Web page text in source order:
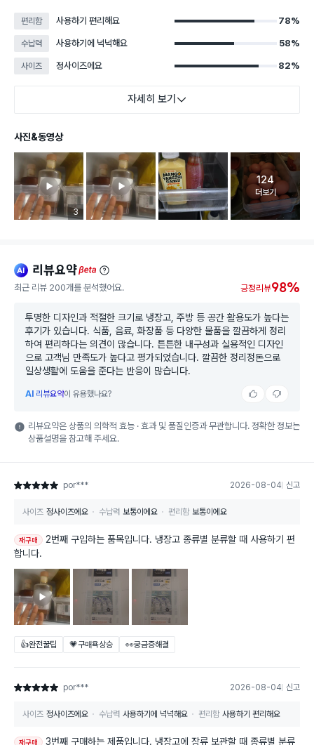
편리함 사용하기 편리해요 78%
수납력 사용하기에 넉넉해요 58%
사이즈 정사이즈에요 82%
자세히 보기
사진&동영상
리뷰 이미지 등록 개수
3
고객 리뷰
124
더보기
ai 리뷰요약beta
최근 리뷰 200개를 분석했어요. 긍정리뷰98%
투명한 디자인과 적절한 크기로 냉장고, 주방 등 공간 활용도가 높다는
후기가 있습니다. 식품, 음료, 화장품 등 다양한 물품을 깔끔하게 정리
하여 편리하다는 의견이 많습니다. 튼튼한 내구성과 실용적인 디자인
으로 고객님 만족도가 높다고 평가되었습니다. 깔끔한 정리정돈으로
일상생활에 도움을 준다는 반응이 많습니다.
AI 리뷰요약이 유용했나요?
리뷰요약은 상품의 의학적 효능 · 효과 및 품질인증과 무관합니다. 정확한 정보는
상품설명을 참고해 주세요.
별점 5점 por*** 2026-08-04 신고
사이즈 정사이즈에요 수납력 보통이에요 편리함 보통이에요
재구매
2번째 구입하는 품목입니다. 냉장고 종류별 분류할 때 사용하기 편
합니다.
👍완전꿀팁 💗구매욕상승 👀궁금증해결
별점 5점 por*** 2026-08-04 신고
사이즈 정사이즈에요 수납력 사용하기에 넉넉해요 편리함 사용하기 편리해요
재구매 3번째 구매하는 제품입니다. 냉장고에 장류 보관할 때 종류별 분류